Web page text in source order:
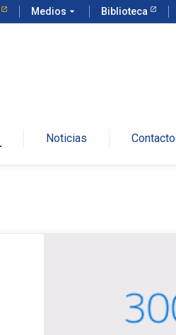
Medios arrow_drop_down Biblioteca
Noticias Contacto